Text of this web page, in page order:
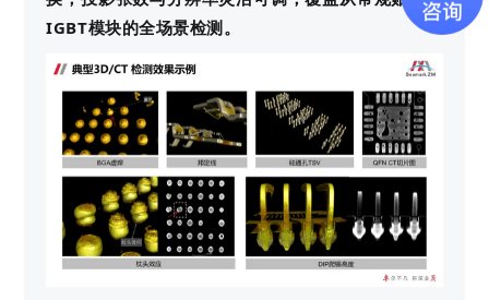
IGBT模块的全场景检测。